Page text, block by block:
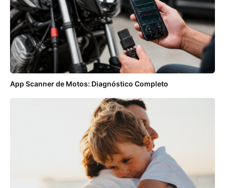
App Scanner de Motos: Diagnóstico Completo